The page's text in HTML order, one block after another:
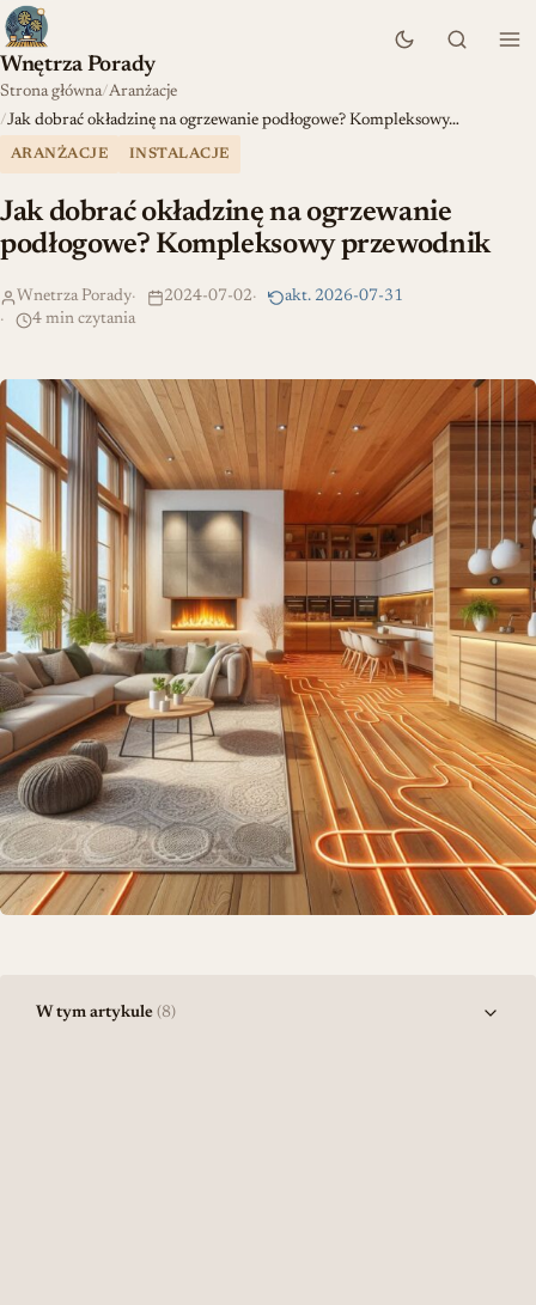
Wnętrza Porady
Strona główna Aranżacje
Jak dobrać okładzinę na ogrzewanie podłogowe? Kompleksowy…
ARANŻACJE INSTALACJE
Jak dobrać okładzinę na ogrzewanie
podłogowe? Kompleksowy przewodnik
Wnetrza Porady 2024-07-02
akt. 2026-07-31
4 min czytania
W tym artykule (8)